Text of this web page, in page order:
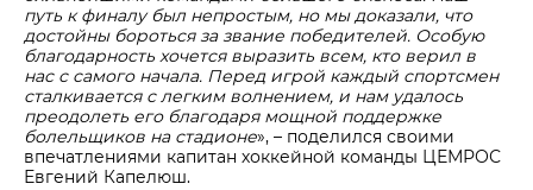
путь к финалу был непростым, но мы доказали, что
достойны бороться за звание победителей. Особую
благодарность хочется выразить всем, кто верил в
нас с самого начала. Перед игрой каждый спортсмен
сталкивается с легким волнением, и нам удалось
преодолеть его благодаря мощной поддержке
болельщиков на стадионе», – поделился своими
впечатлениями капитан хоккейной команды ЦЕМРОС
Евгений Капелюш.